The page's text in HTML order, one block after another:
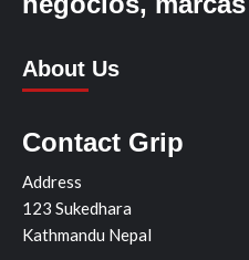
About Us
Contact Grip
Address
123 Sukedhara
Kathmandu Nepal